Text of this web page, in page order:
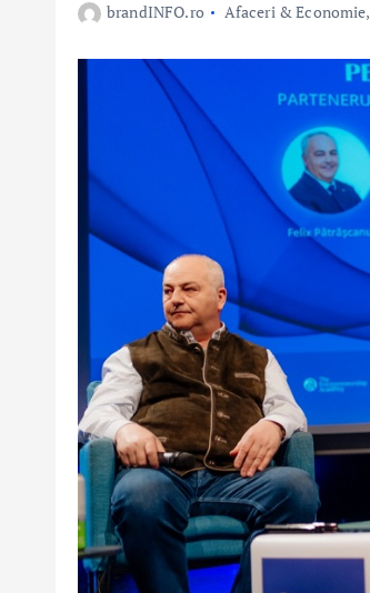
brandINFO.ro Afaceri & Economie,